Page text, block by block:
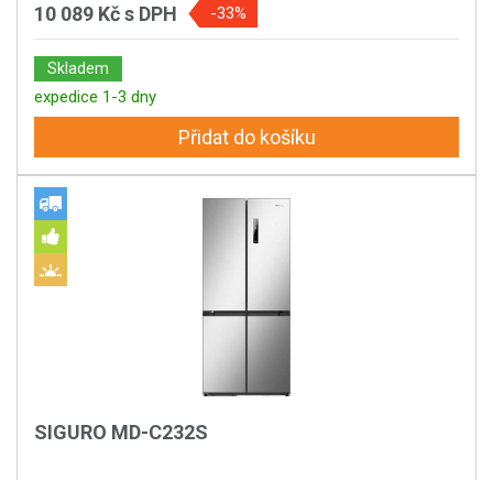
10 089 Kčs DPH -33%
Skladem
expedice 1-3 dny
Přidat do košíku
SIGURO MD-C232S